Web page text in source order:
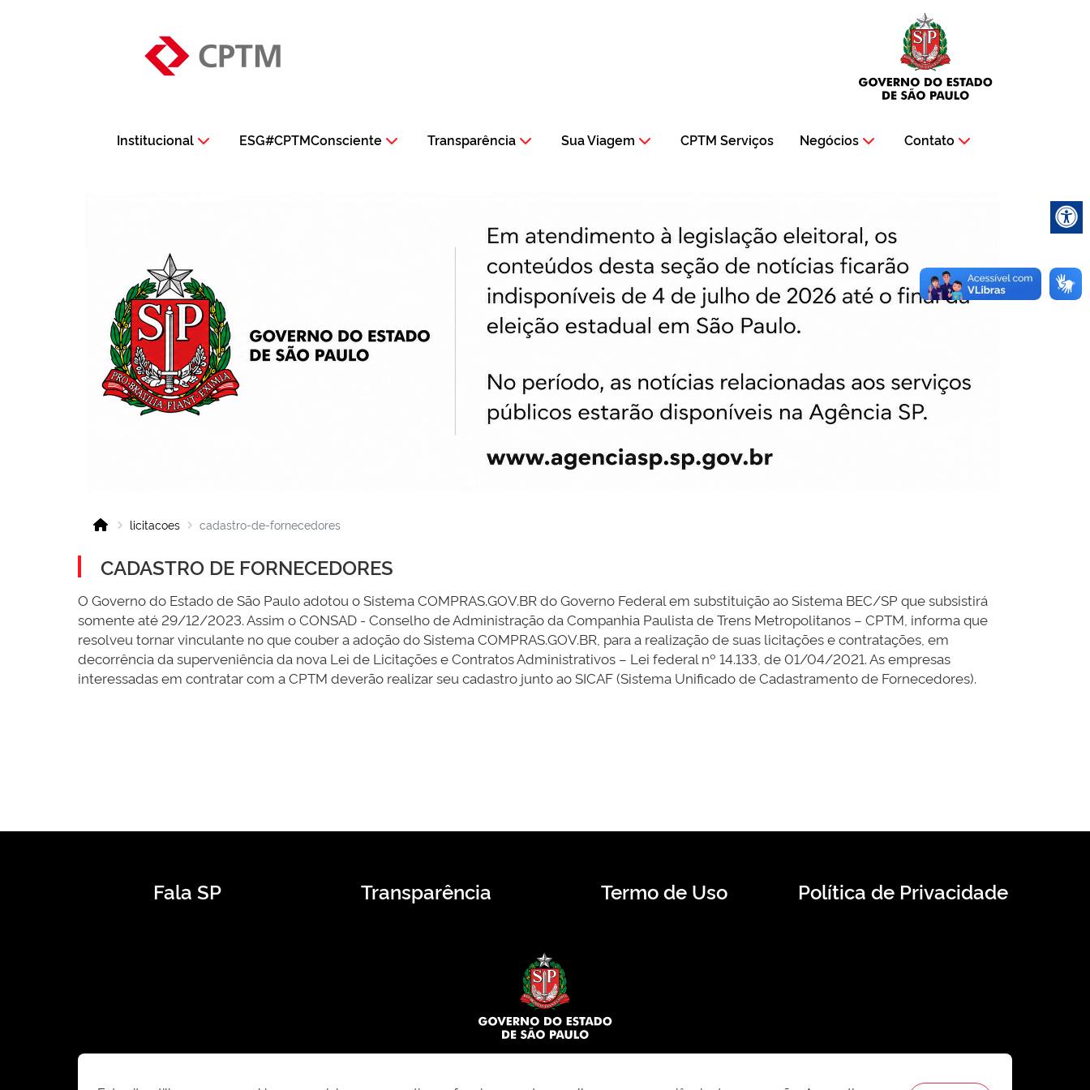
Institucional ESG#CPTMConsciente Transparência Sua Viagem CPTM Serviços Negócios Contato
licitacoes cadastro-de-fornecedores
CADASTRO DE FORNECEDORES
O Governo do Estado de São Paulo adotou o Sistema COMPRAS.GOV.BR do Governo Federal em substituição ao Sistema BEC/SP que subsistirá
somente até 29/12/2023. Assim o CONSAD - Conselho de Administração da Companhia Paulista de Trens Metropolitanos – CPTM, informa que
resolveu tornar vinculante no que couber a adoção do Sistema COMPRAS.GOV.BR, para a realização de suas licitações e contratações, em
decorrência da superveniência da nova Lei de Licitações e Contratos Administrativos – Lei federal nº 14.133, de 01/04/2021. As empresas
interessadas em contratar com a CPTM deverão realizar seu cadastro junto ao SICAF (Sistema Unificado de Cadastramento de Fornecedores).
Fala SP Transparência Termo de Uso Política de Privacidade
© 2026 CMS.SP.GOV.BR. Todos os direitos reservados.